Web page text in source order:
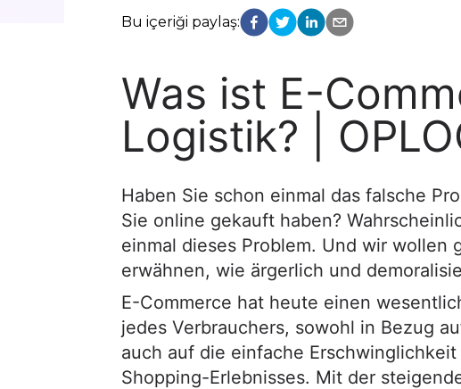
Bu içeriği paylaş:
Was ist E-
Logistik? |
Haben Sie schon einmal das falsche
Sie online gekauft haben?
einmal dieses Problem. Und wir wollen
erwähnen, wie ärgerlich und
E-Commerce hat heute einen
jedes Verbrauchers, sowohl in Bezug
auch auf die einfache
Shopping-Erlebnisses. Mit der